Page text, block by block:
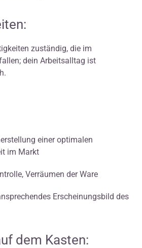
zuständig, die im
dein Arbeitsalltag ist
einer optimalen
im Markt
Verräumen der Ware
Erscheinungsbild des
dem Kasten: